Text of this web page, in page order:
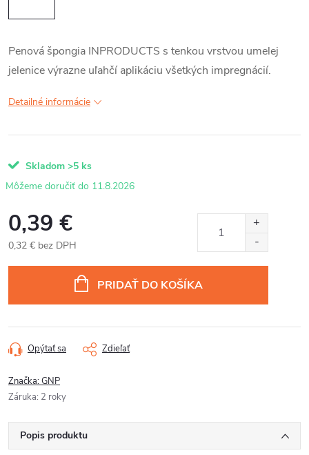
Penová špongia INPRODUCTS s tenkou vrstvou umelej
jelenice výrazne uľahčí aplikáciu všetkých impregnácií.
Detailné informácie
Skladom >5 ks
11.8.2026
0,39 €
0,32 € bez DPH
PRIDAŤ DO KOŠÍKA
Opýtať sa Zdieľať
Značka:GNP
Záruka: 2 roky
Popis produktu